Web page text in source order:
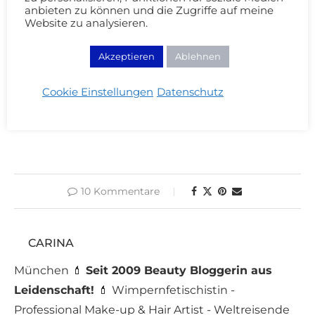
Bisher bei Beauty meets Fashion:
Die perfekte Lederjacke
Mein pflaumiger Wintermantel
10 Kommentare
CARINA
München 💄 Seit 2009 Beauty Bloggerin aus
Leidenschaft! 💄 Wimpernfetischistin -
Professional Make-up & Hair Artist - Weltreisende
anbieten zu können und die Zugriffe auf meine
Website zu analysieren.
Akzeptieren Ablehnen
Cookie Einstellungen Datenschutz